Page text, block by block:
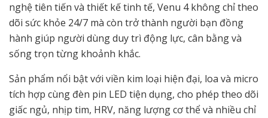
nghệ tiên tiến và thiết kế tinh tế, Venu 4 không chỉ theo
dõi sức khỏe 24/7 mà còn trở thành người bạn đồng
hành giúp người dùng duy trì động lực, cân bằng và
sống trọn từng khoảnh khắc.
Sản phẩm nổi bật với viền kim loại hiện đại, loa và micro
tích hợp cùng đèn pin LED tiện dụng, cho phép theo dõi
giấc ngủ, nhịp tim, HRV, năng lượng cơ thể và nhiều chỉ